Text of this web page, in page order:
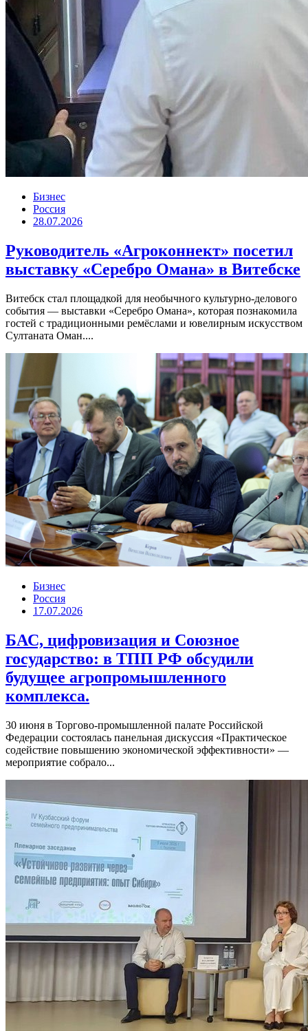
Бизнес
Россия
28.07.2026
Руководитель «Агроконнект» посетил
выставку «Серебро Омана» в Витебске
Витебск стал площадкой для необычного культурно-делового
события — выставки «Серебро Омана», которая познакомила
гостей с традиционными ремёслами и ювелирным искусством
Султаната Оман....
Бизнес
Россия
17.07.2026
БАС, цифровизация и Союзное
государство: в ТПП РФ обсудили
будущее агропромышленного
комплекса.
30 июня в Торгово-промышленной палате Российской
Федерации состоялась панельная дискуссия «Практическое
содействие повышению экономической эффективности» —
мероприятие собрало...